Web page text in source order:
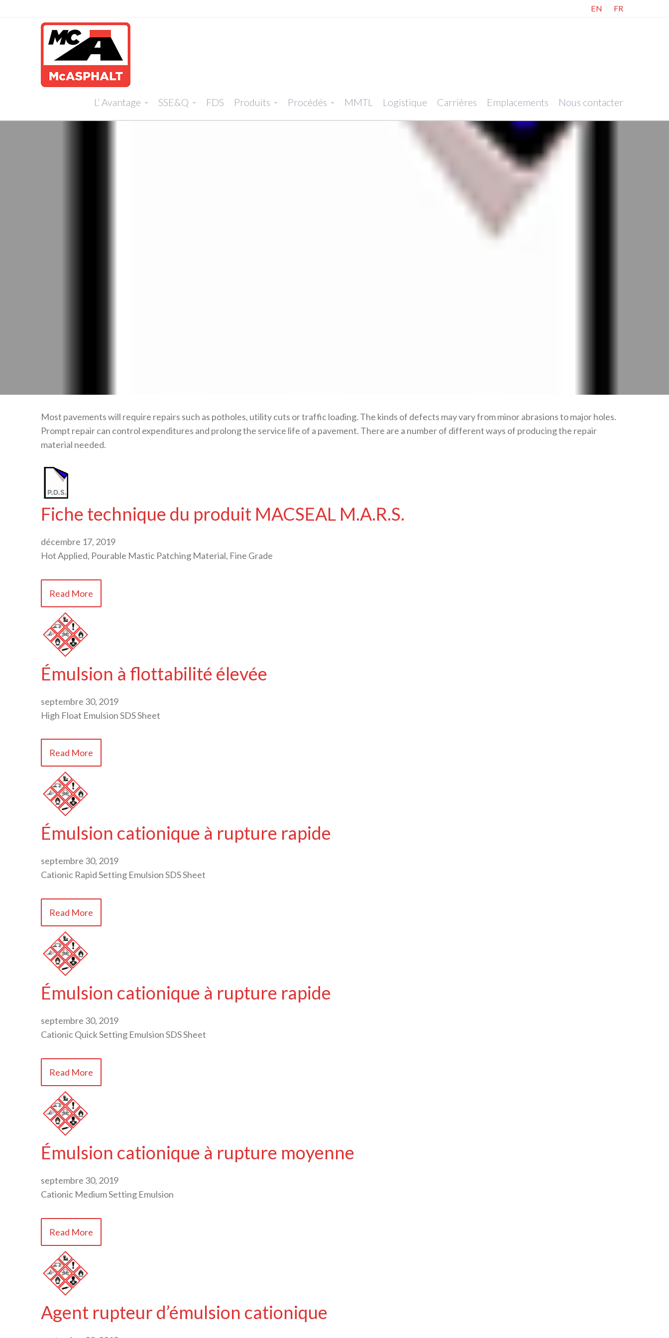
EN FR
L’ Avantage SSE&Q FDS Produits Procédés MMTL Logistique Carrières Emplacements Nous contacter
Most pavements will require repairs such as potholes, utility cuts or traffic loading. The kinds of defects may vary from minor abrasions to major holes.
Prompt repair can control expenditures and prolong the service life of a pavement. There are a number of different ways of producing the repair
material needed.
Fiche technique du produit MACSEAL M.A.R.S.
décembre 17, 2019
Hot Applied, Pourable Mastic Patching Material, Fine Grade
Read More
Émulsion à flottabilité élevée
septembre 30, 2019
High Float Emulsion SDS Sheet
Read More
Émulsion cationique à rupture rapide
septembre 30, 2019
Cationic Rapid Setting Emulsion SDS Sheet
Read More
Émulsion cationique à rupture rapide
septembre 30, 2019
Cationic Quick Setting Emulsion SDS Sheet
Read More
Émulsion cationique à rupture moyenne
septembre 30, 2019
Cationic Medium Setting Emulsion
Read More
Agent rupteur d’émulsion cationique